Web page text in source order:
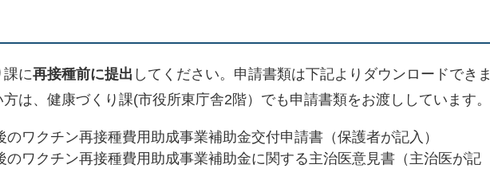
に再接種前に提出 してください。申請書類は下記よりダウンロードできま
は、健康づくり課(市役所東庁舎2階）でも申請書類をお渡ししています。
ワクチン再接種費用助成事業補助金交付申請書（保護者が記入）
のワクチン再接種費用助成事業補助金に関する主治医意見書（主治医が記